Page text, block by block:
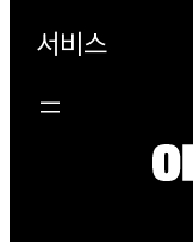
서비스